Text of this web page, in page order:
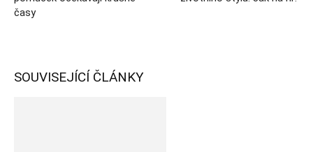
časy
SOUVISEJÍCÍ ČLÁNKY